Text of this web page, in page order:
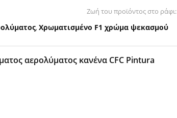
Ζωή του προϊόντος στο ράφι:
, Χρωματισμένο F1 χρώμα ψεκασμού
αερολύματος κανένα CFC Pintura